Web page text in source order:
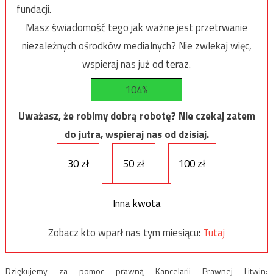
fundacji.
Masz świadomość tego jak ważne jest przetrwanie
niezależnych ośrodków medialnych? Nie zwlekaj więc,
wspieraj nas już od teraz.
104%
Uważasz, że robimy dobrą robotę? Nie czekaj zatem
do jutra, wspieraj nas od dzisiaj.
30 zł
50 zł 100 zł
Inna kwota
Zobacz kto wparł nas tym miesiącu: Tutaj
Dziękujemy za pomoc prawną Kancelarii Prawnej Litwin: